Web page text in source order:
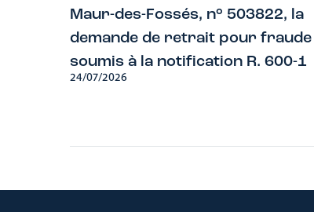
Maur-des-Fossés, n° 503822, la
demande de retrait pour fraude
soumis à la notification R. 600-1
24/07/2026